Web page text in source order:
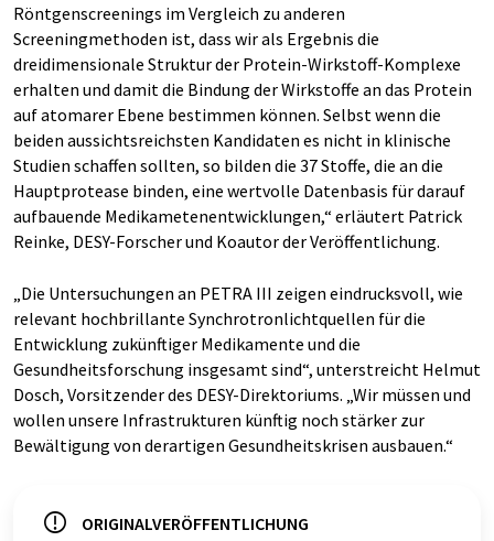
Röntgenscreenings im Vergleich zu anderen
Screeningmethoden ist, dass wir als Ergebnis die
dreidimensionale Struktur der Protein-Wirkstoff-Komplexe
erhalten und damit die Bindung der Wirkstoffe an das Protein
auf atomarer Ebene bestimmen können. Selbst wenn die
beiden aussichtsreichsten Kandidaten es nicht in klinische
Studien schaffen sollten, so bilden die 37 Stoffe, die an die
Hauptprotease binden, eine wertvolle Datenbasis für darauf
aufbauende Medikametenentwicklungen,“ erläutert Patrick
Reinke, DESY-Forscher und Koautor der Veröffentlichung.
„Die Untersuchungen an PETRA III zeigen eindrucksvoll, wie
relevant hochbrillante Synchrotronlichtquellen für die
Entwicklung zukünftiger Medikamente und die
Gesundheitsforschung insgesamt sind“, unterstreicht Helmut
Dosch, Vorsitzender des DESY-Direktoriums. „Wir müssen und
wollen unsere Infrastrukturen künftig noch stärker zur
Bewältigung von derartigen Gesundheitskrisen ausbauen.“
ORIGINALVERÖFFENTLICHUNG